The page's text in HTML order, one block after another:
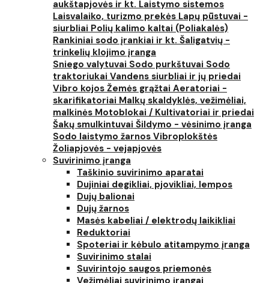
aukštapjovės ir kt. Laistymo sistemos
Laisvalaiko, turizmo prekės Lapų pūstuvai -
siurbliai Polių kalimo kaltai (Poliakalės)
Rankiniai sodo įrankiai ir kt. Šaligatvių -
trinkelių klojimo įranga
Sniego valytuvai Sodo purkštuvai Sodo
traktoriukai Vandens siurbliai ir jų priedai
Vibro kojos Žemės grąžtai Aeratoriai -
skarifikatoriai Malkų skaldyklės, vežimėliai,
malkinės Motoblokai / Kultivatoriai ir priedai
Šakų smulkintuvai Šildymo - vėsinimo įranga
Sodo laistymo žarnos Vibroplokštės
Žoliapjovės - vejapjovės
Suvirinimo įranga
Taškinio suvirinimo aparatai
Dujiniai degikliai, pjovikliai, lempos
Dujų balionai
Dujų žarnos
Masės kabeliai / elektrodų laikikliai
Reduktoriai
Spoteriai ir kėbulo atitampymo įranga
Suvirinimo stalai
Suvirintojo saugos priemonės
Vežimėliai suvirinimo įrangai